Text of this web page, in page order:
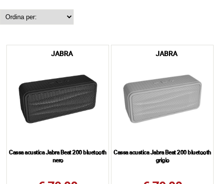
JABRA
Cassa acustica Jabra Beat 200 bluetooth
nero
JABRA
Cassa acustica Jabra Beat 200 bluetooth
grigio